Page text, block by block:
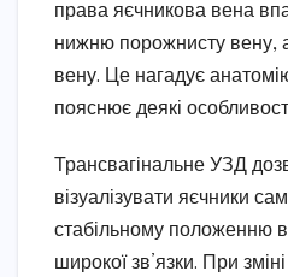
права яєчникова вена
нижню порожнисту вену,
вену. Це нагадує
пояснює деякі
Трансвагінальне УЗД
візуалізувати яєчники
стабільному положенню
широкої зв’язки. При